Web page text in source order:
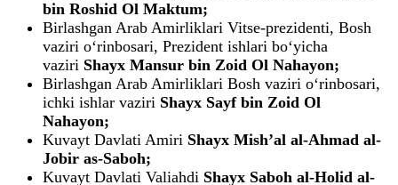
bin Roshid Ol Maktum;
Birlashgan Arab Amirliklari Vitse-prezidenti, Bosh
vaziri oʻrinbosari, Prezident ishlari boʻyicha
vaziri Shayx Mansur bin Zoid Ol Nahayon;
Birlashgan Arab Amirliklari Bosh vaziri oʻrinbosari,
ichki ishlar vaziri Shayx Sayf bin Zoid Ol
Nahayon;
Kuvayt Davlati Amiri Shayx Mishʼal al-Ahmad al-
Jobir as-Saboh;
Kuvayt Davlati Valiahdi Shayx Saboh al-Holid al-